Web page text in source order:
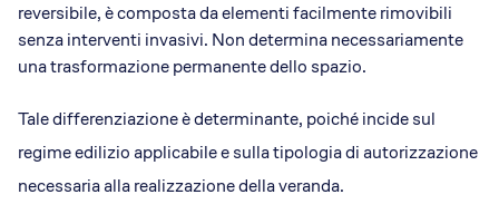
reversibile, è composta da elementi facilmente rimovibili
senza interventi invasivi. Non determina necessariamente
una trasformazione permanente dello spazio.
Tale differenziazione è determinante, poiché incide sul
regime edilizio applicabile e sulla tipologia di autorizzazione
necessaria alla realizzazione della veranda.